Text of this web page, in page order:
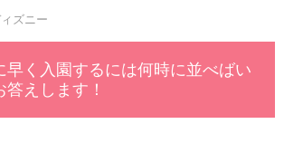
ズニー
早く入園するには何時に並べばい
えします！